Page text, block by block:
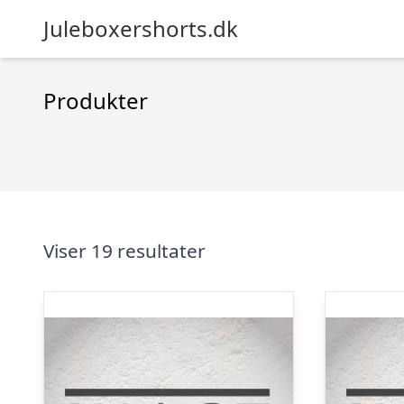
Juleboxershorts.dk
Produkter
Viser 19 resultater